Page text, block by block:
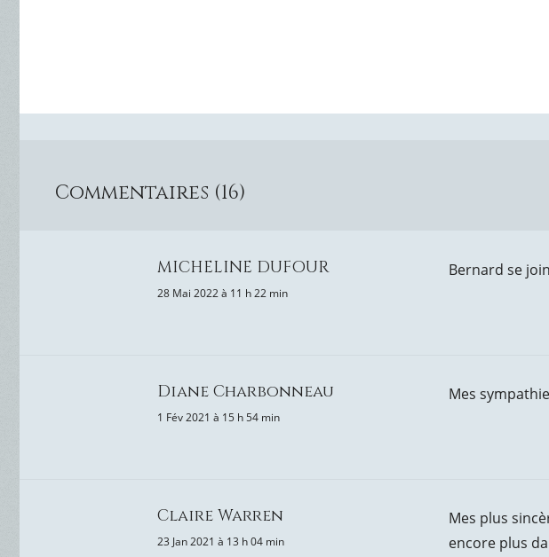
Commentaires (16)
MICHELINE DUFOUR
28 Mai 2022 à 11 h 22 min
Bernard se
Diane Charbonneau
1 Fév 2021 à 15 h 54 min
Mes
Claire Warren
23 Jan 2021 à 13 h 04 min
Mes plus
encore plus